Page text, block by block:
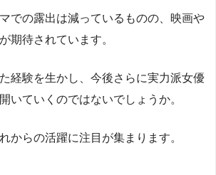
での露出は減っているものの、映画や
期待されています。
経験を生かし、今後さらに実力派女優
いていくのではないでしょうか。
からの活躍に注目が集まります。